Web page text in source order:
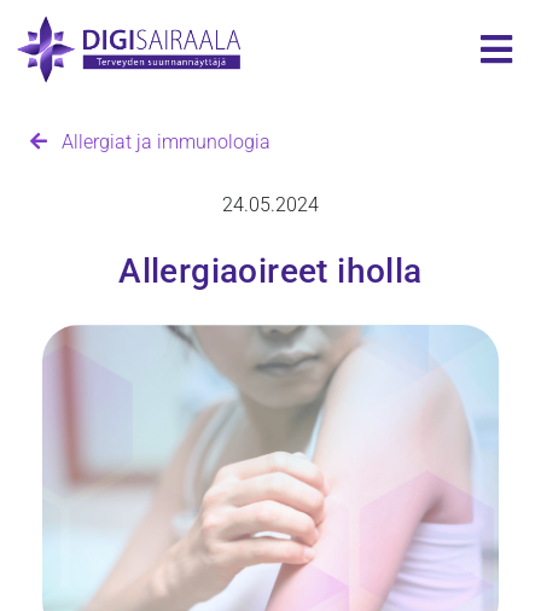
Allergiat ja immunologia
24.05.2024
Allergiaoireet iholla